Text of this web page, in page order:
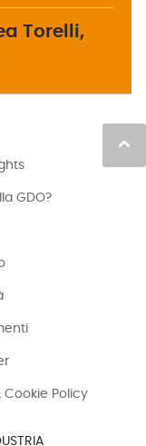
Torelli,
keyboard_arrow_up
GDO?
Cookie Policy